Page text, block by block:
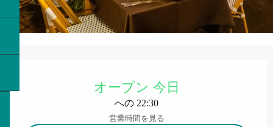
オープン 今日
への 22:30
営業時間を見る